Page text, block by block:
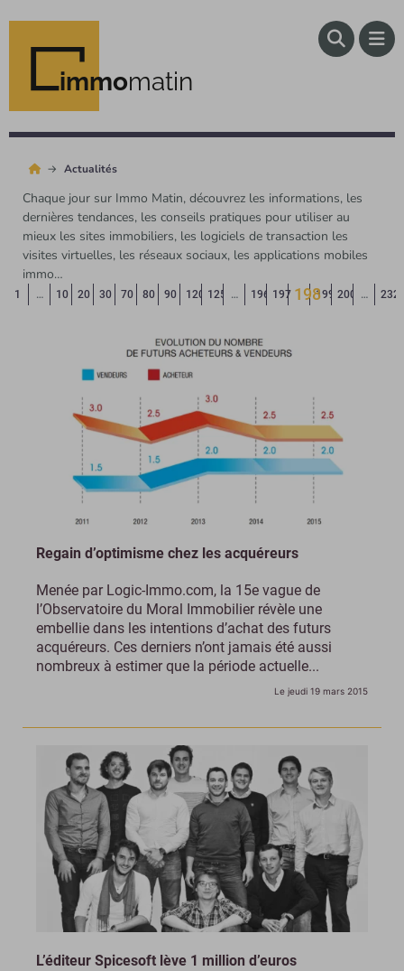
immomatin
Actualités
Chaque jour sur Immo Matin, découvrez les informations, les
dernières tendances, les conseils pratiques pour utiliser au
mieux les sites immobiliers, les logiciels de transaction les
visites virtuelles, les réseaux sociaux, les applications mobiles
immo…
Page précédente
1 … 10 20 30 70 80 90 120 125 … 196 197 198199 200 … 232
Regain d’optimisme chez les acquéreurs
Menée par Logic-Immo.com, la 15e vague de
l’Observatoire du Moral Immobilier révèle une
embellie dans les intentions d’achat des futurs
acquéreurs. Ces derniers n’ont jamais été aussi
nombreux à estimer que la période actuelle...
Le jeudi 19 mars 2015
L’éditeur Spicesoft lève 1 million d’euros